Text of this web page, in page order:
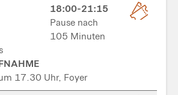
18:00-21:15
Pause nach
105 Minuten
17.30 Uhr, Foyer